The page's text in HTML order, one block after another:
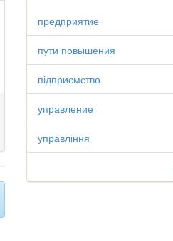
предприятие
пути повышения
підприємство
управление
управління